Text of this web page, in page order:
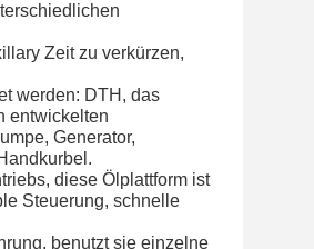
Zeit zu verkürzen,
werden: DTH, das
entwickelten
Generator,
diese Ölplattform ist
Steuerung, schnelle
benutzt sie einzelne